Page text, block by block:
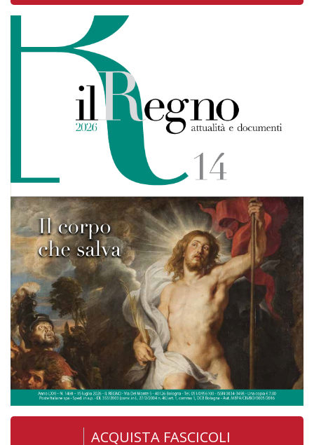
ACQUISTA FASCICOLI